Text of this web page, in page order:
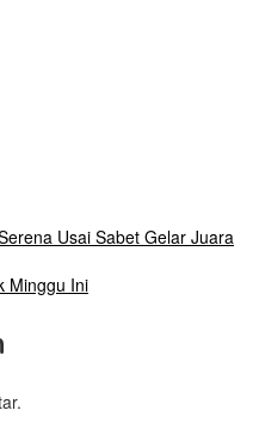
Usai Sabet Gelar Juara
Minggu Ini